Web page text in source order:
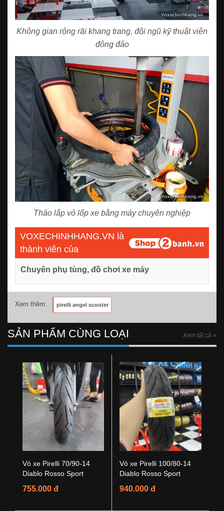
Không gian rộng rãi khang trang, đội ngũ kỹ thuật viên
đông đảo
Tháo lắp vỏ lốp xe bằng máy chuyên nghiệp
VOXECHINHHANG.VN là
thành viên của
Chuyên phụ tùng, đồ chơi xe máy
Xem thêm: pirelli angel scooter
SẢN PHẨM CÙNG LOẠI Xem tất cả »
Vỏ xe Pirelli 70/90-14
Diablo Rosso Sport
755.000 đ
Vỏ xe Pirelli 100/80-14
Diablo Rosso Sport
940.000 đ